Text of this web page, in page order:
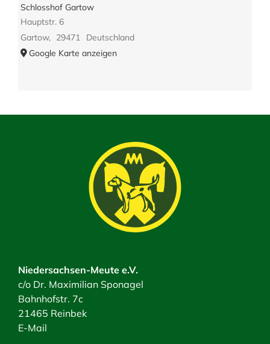
Schlosshof Gartow
Hauptstr. 6
Gartow, 29471
Deutschland
Google Karte anzeigen
Niedersachsen-Meute e.V.
c/o Dr. Maximilian Sponagel
Bahnhofstr. 7c
21465 Reinbek
E-Mail